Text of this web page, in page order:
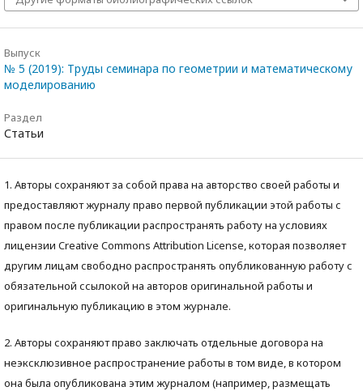
Выпуск
№ 5 (2019): Труды семинара по геометрии и математическому
моделированию
Раздел
Статьи
1. Авторы сохраняют за собой права на авторство своей работы и
предоставляют журналу право первой публикации этой работы с
правом после публикации распространять работу на условиях
лицензии Creative Commons Attribution License, которая позволяет
другим лицам свободно распространять опубликованную работу с
обязательной ссылокой на авторов оригинальной работы и
оригинальную публикацию в этом журнале.
2. Авторы сохраняют право заключать отдельные договора на
неэксклюзивное распространение работы в том виде, в котором
она была опубликована этим журналом (например, размещать